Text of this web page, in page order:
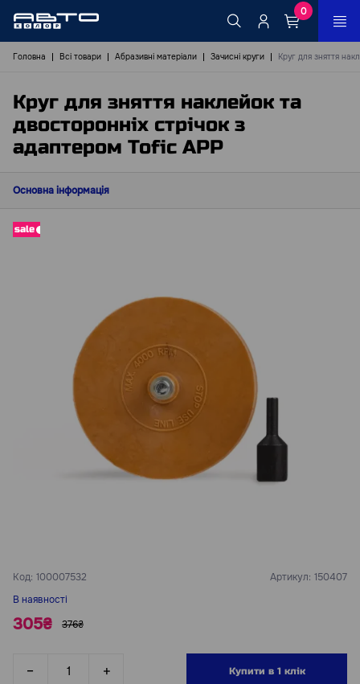
0
Головна Всі товари Абразивні матеріали Зачисні круги Круг для зняття
Круг для зняття наклейок та
двосторонніх стрічок з
адаптером Tofic АРР
Основна інформація
sale
Код: 100007532 Артикул: 150407
В наявності
305₴ 376₴
Купити в 1 клік